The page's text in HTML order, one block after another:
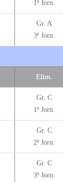
1ª Jorn.
Gr. A
3ª Jorn.
Elim.
Gr. C
1ª Jorn.
Gr. C
2ª Jorn.
Gr. C
3ª Jorn.